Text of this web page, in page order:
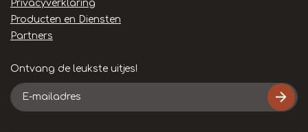
Privacyverklaring
Producten en Diensten
Partners
Ontvang de leukste uitjes!
E-
mailadres